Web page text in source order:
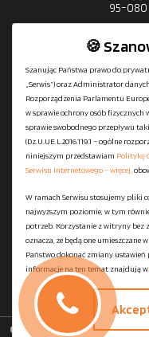
95-080
Polityka
Copyright ©
🍪
Szanując Państwa prawo do
„Serwis”) oraz Administrator
Rozporządzenia Parlamentu
w sprawie ochrony osób
sprawie swobodnego przepływu
(Dz.U.UE.L.2016.119.1 – ogólne
niniejszym przedstawiam Politykę
Serwisu Internetowego – więcej,
W ramach Serwisu stosujemy pliki
najwyższym poziomie, w tym
potrzeb. Korzystanie z witryny bez
oznacza, że będą one umieszczane
Państwo dokonać zmiany
informacje na ten temat znajdują w